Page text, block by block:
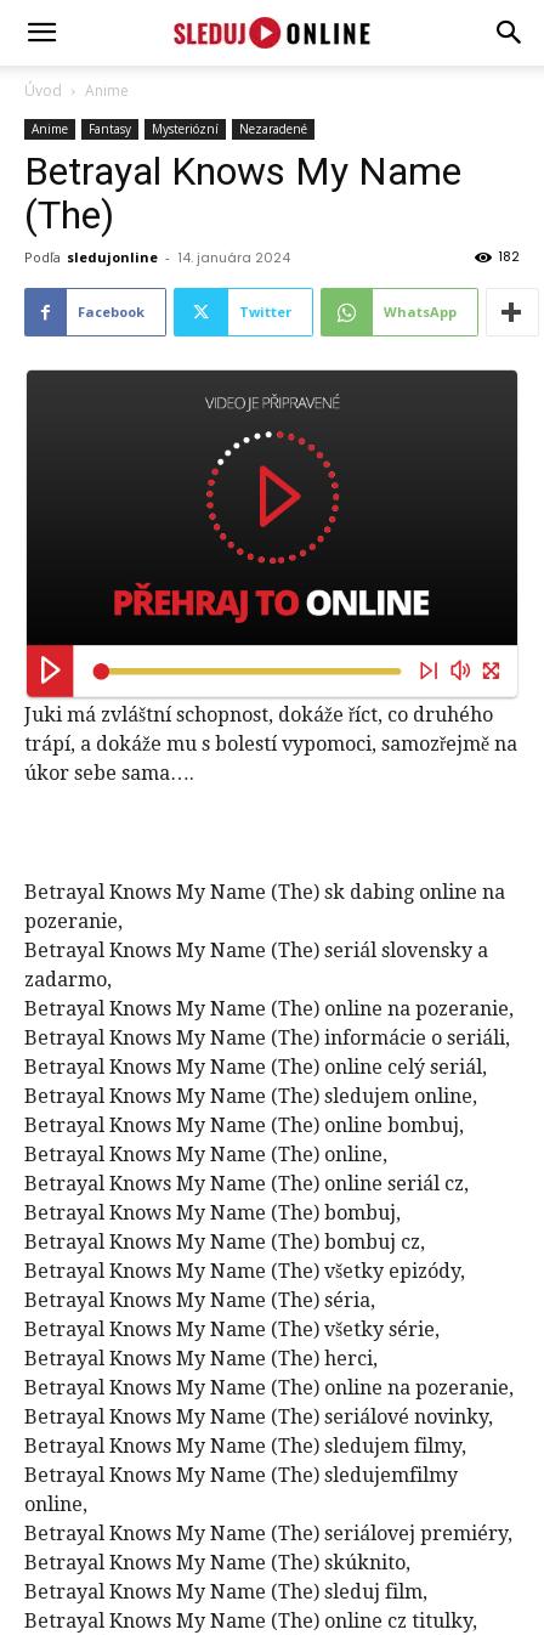
SledujOnline.sk
Úvod Anime
Anime Fantasy Mysteriózní Nezaradené
Betrayal Knows My Name
(The)
Podľa sledujonline - 14. januára 2024 182
Facebook Twitter WhatsApp
Juki má zvláštní schopnost, dokáže říct, co druhého
trápí, a dokáže mu s bolestí vypomoci, samozřejmě na
úkor sebe sama….
Betrayal Knows My Name (The) sk dabing online na
pozeranie,
Betrayal Knows My Name (The) seriál slovensky a
zadarmo,
Betrayal Knows My Name (The) online na pozeranie,
Betrayal Knows My Name (The) informácie o seriáli,
Betrayal Knows My Name (The) online celý seriál,
Betrayal Knows My Name (The) sledujem online,
Betrayal Knows My Name (The) online bombuj,
Betrayal Knows My Name (The) online,
Betrayal Knows My Name (The) online seriál cz,
Betrayal Knows My Name (The) bombuj,
Betrayal Knows My Name (The) bombuj cz,
Betrayal Knows My Name (The) všetky epizódy,
Betrayal Knows My Name (The) séria,
Betrayal Knows My Name (The) všetky série,
Betrayal Knows My Name (The) herci,
Betrayal Knows My Name (The) online na pozeranie,
Betrayal Knows My Name (The) seriálové novinky,
Betrayal Knows My Name (The) sledujem filmy,
Betrayal Knows My Name (The) sledujemfilmy
online,
Betrayal Knows My Name (The) seriálovej premiéry,
Betrayal Knows My Name (The) skúknito,
Betrayal Knows My Name (The) sleduj film,
Betrayal Knows My Name (The) online cz titulky,